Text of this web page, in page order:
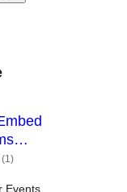
(1укупних
оцена
)
Events